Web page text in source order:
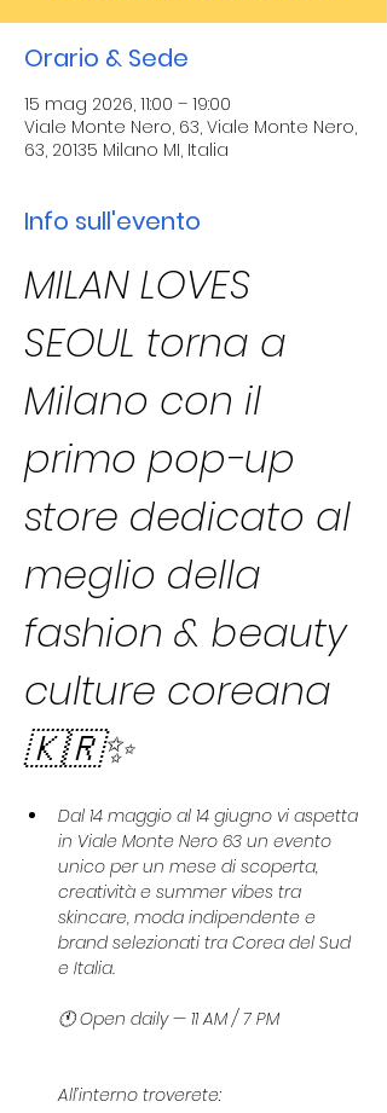
Orario & Sede
15 mag 2026, 11:00 – 19:00
Viale Monte Nero, 63, Viale Monte Nero,
63, 20135 Milano MI, Italia
Info sull'evento
MILAN LOVES
SEOUL torna a
Milano con il
primo pop-up
store dedicato al
meglio della
fashion & beauty
culture coreana
🇰🇷✨
Dal 14 maggio al 14 giugno vi aspetta
in Viale Monte Nero 63 un evento
unico per un mese di scoperta,
creatività e summer vibes tra
skincare, moda indipendente e
brand selezionati tra Corea del Sud
e Italia.
🕚 Open daily — 11 AM / 7 PM
All’interno troverete: